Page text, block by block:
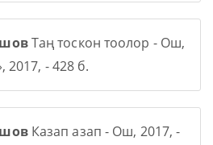
Таң тоскон тоолор - Ош,
2017, - 428 б.
Казап азап - Ош, 2017, -